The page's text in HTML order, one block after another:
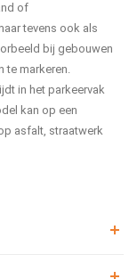
of
tevens ook als
bij gebouwen
te markeren.
in het parkeervak
kan op een
asfalt, straatwerk